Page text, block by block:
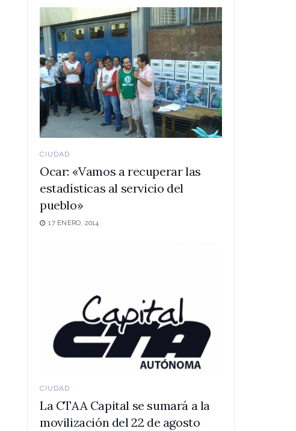
CIUDAD
Ocar: «Vamos a recuperar las
estadísticas al servicio del
pueblo»
17 ENERO, 2014
CIUDAD
La CTAA Capital se sumará a la
movilización del 22 de agosto